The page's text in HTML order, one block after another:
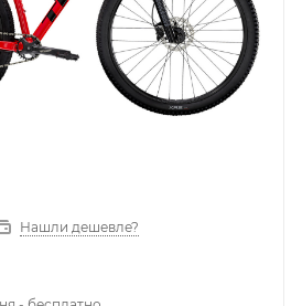
Нашли дешевле?